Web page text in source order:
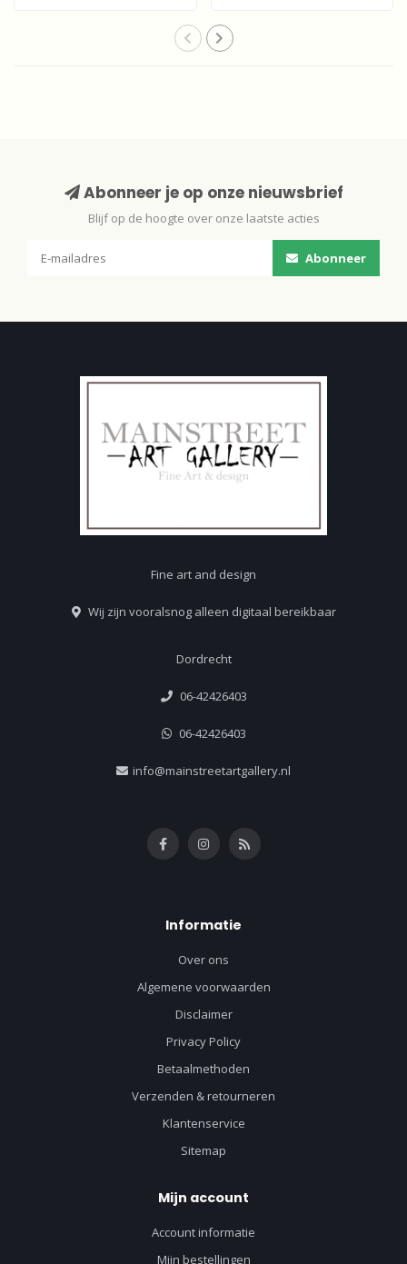
Abonneer je op onze nieuwsbrief
Blijf op de hoogte over onze laatste acties
Abonneer
Fine art and design
Wij zijn vooralsnog alleen digitaal bereikbaar
Dordrecht
06-42426403
06-42426403
info@mainstreetartgallery.nl
Informatie
Over ons
Algemene voorwaarden
Disclaimer
Privacy Policy
Betaalmethoden
Verzenden & retourneren
Klantenservice
Sitemap
Mijn account
Account informatie
Mijn bestellingen